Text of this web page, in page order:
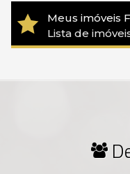
Meus imóveis
Lista de